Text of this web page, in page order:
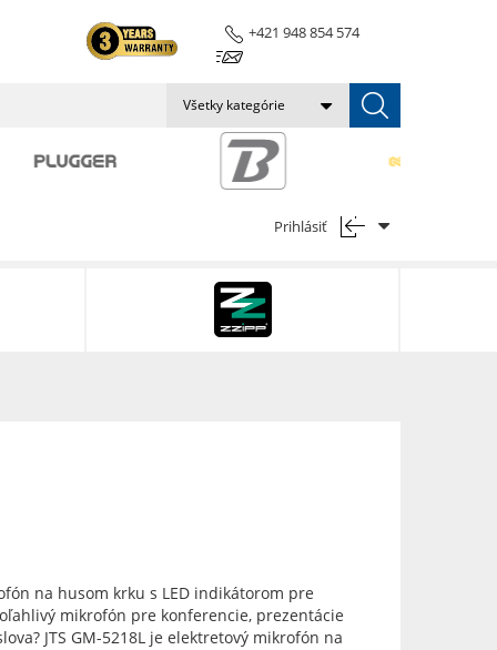
+421 948 854 574
Všetky kategórie
Prihlásiť
na husom krku s LED indikátorom pre
mikrofón pre konferencie, prezentácie
JTS GM-5218L je elektretový mikrofón na